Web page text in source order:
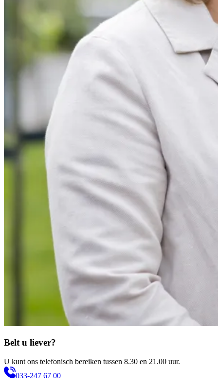
Belt u liever?
U kunt ons telefonisch bereiken tussen 8.30 en 21.00 uur.
033-247 67 00